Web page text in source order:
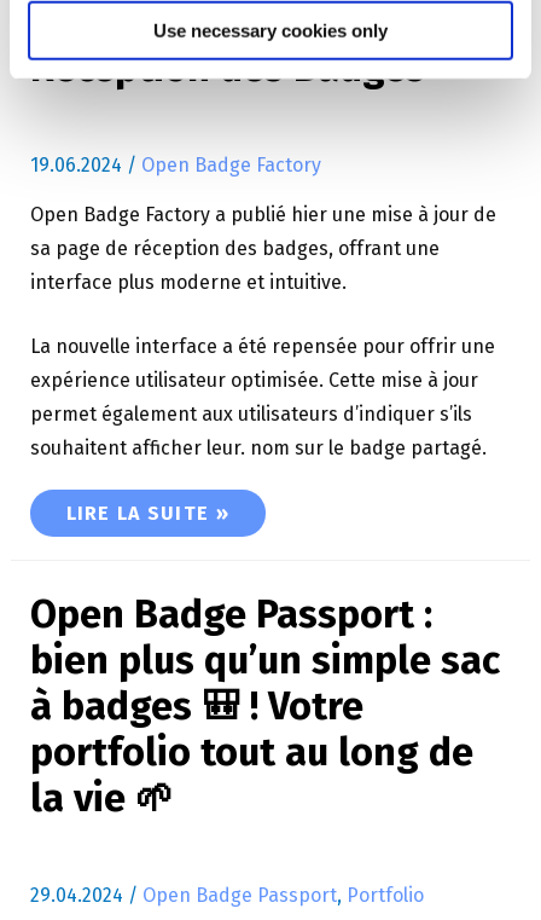
Use necessary cookies only
Look de la Page de
Réception des Badges
19.06.2024 / Open Badge Factory
Open Badge Factory a publié hier une mise à jour de
sa page de réception des badges, offrant une
interface plus moderne et intuitive.
La nouvelle interface a été repensée pour offrir une
expérience utilisateur optimisée. Cette mise à jour
permet également aux utilisateurs d’indiquer s’ils
souhaitent afficher leur. nom sur le badge partagé.
DÉCOUVREZ LE NOUVEAU LOOK DE LA PAGE
LIRE LA SUITE »
Open Badge Passport :
bien plus qu’un simple sac
à badges 🎒 ! Votre
portfolio tout au long de
la vie 🌱
29.04.2024 / Open Badge Passport, Portfolio